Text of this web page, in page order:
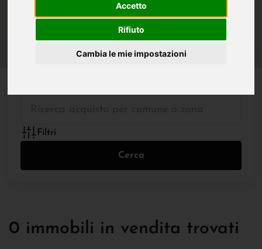
Accetto
Rifiuto
Cambia le mie impostazioni
Filtri
Cerca
0 immobili in vendita trovati